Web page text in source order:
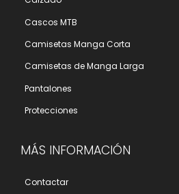
Cascos MTB
Camisetas Manga Corta
Camisetas de Manga Larga
Pantalones
Protecciones
MÁS INFORMACIÓN
Contactar